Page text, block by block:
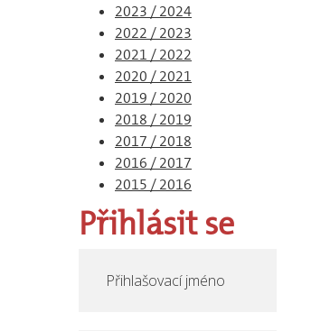
2023 / 2024
2022 / 2023
2021 / 2022
2020 / 2021
2019 / 2020
2018 / 2019
2017 / 2018
2016 / 2017
2015 / 2016
Přihlásit se